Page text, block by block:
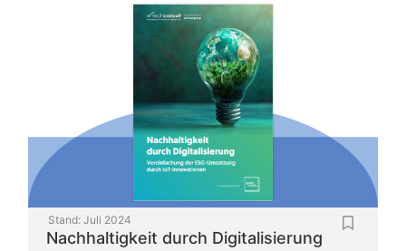
Stand: Juli 2024
Nachhaltigkeit durch Digitalisierung